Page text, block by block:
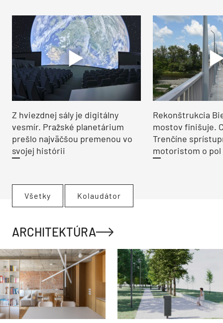
Z hviezdnej sály je digitálny
vesmír. Pražské planetárium
prešlo najväčšou premenou vo
svojej histórii
Rekonštrukcia
mostov finišuje.
Trenčíne
motoristom o pol
Všetky Kolaudátor
ARCHITEKTÚRA